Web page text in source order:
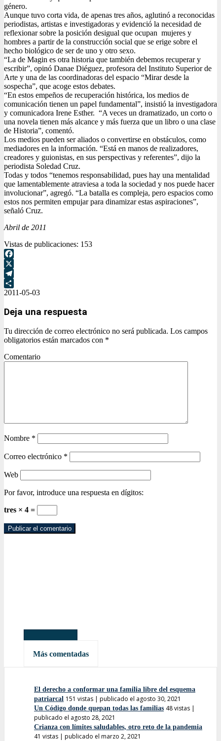
género.
Aunque tuvo corta vida, de apenas tres años, aglutinó a reconocidas
periodistas, artistas e investigadoras y evidenció la necesidad de
reflexionar sobre la posición desigual que ocupan mujeres y
hombres a partir de la construcción social que se erige sobre el
hecho biológico de ser de uno y otro sexo.
“La de Magin es otra historia que también debemos recuperar y
escribir”, opinó Danae Diéguez, profesora del Instituto Superior de
Arte y una de las coordinadoras del espacio “Mirar desde la
sospecha”, que acoge estos debates.
“En estos empeños de recuperación histórica, los medios de
comunicación tienen un papel fundamental”, insistió la investigadora
y comunicadora Irene Esther. “A veces un dramatizado, un corto o
una novela tienen más alcance y más fuerza que un libro o una clase
de Historia”, comentó.
Los medios pueden ser aliados o convertirse en obstáculos, como
mediadores en la información. “Está en manos de realizadores,
creadores y guionistas, en sus perspectivas y referentes”, dijo la
periodista Soledad Cruz.
Todas y todos “tenemos responsabilidad, pues hay una mentalidad
que lamentablemente atraviesa a toda la sociedad y nos puede hacer
involucionar”, agregó. “La batalla es compleja, pero espacios como
estos nos permiten empujar para dinamizar estas aspiraciones”,
señaló Cruz.
Abril de 2011
Vistas de publicaciones: 153
Facebook
X
Telegram
Compartir
2011-05-03
Deja una respuesta
Tu dirección de correo electrónico no será publicada. Los campos
obligatorios están marcados con *
Comentario
Nombre *
Correo electrónico *
Web
Por favor, introduce una respuesta en dígitos:
tres × 4 =
Más leídas
Más comentadas
El derecho a conformar una familia libre del esquema
patriarcal 151 vistas | publicado el agosto 30, 2021
Un Código donde quepan todas las familias 48 vistas |
publicado el agosto 28, 2021
Crianza con límites saludables, otro reto de la pandemia
41 vistas | publicado el marzo 2, 2021